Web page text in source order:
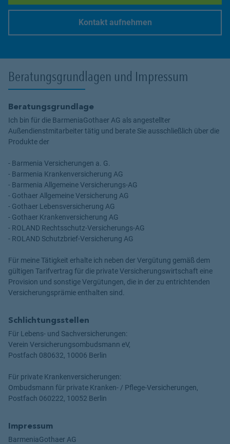
Kontakt aufnehmen
Beratungsgrundlagen und Impressum
Beratungsgrundlage
Ich bin für die BarmeniaGothaer AG als angestellter
Außendienstmitarbeiter tätig und berate Sie ausschließlich über die
Produkte der
- Barmenia Versicherungen a. G.
- Barmenia Krankenversicherung AG
- Barmenia Allgemeine Versicherungs-AG
- Gothaer Allgemeine Versicherung AG
- Gothaer Lebensversicherung AG
- Gothaer Krankenversicherung AG
- ROLAND Rechtsschutz-Versicherungs-AG
- ROLAND Schutzbrief-Versicherung AG
Für meine Tätigkeit erhalte ich neben der Vergütung gemäß dem
gültigen Tarifvertrag für die private Versicherungswirtschaft eine
Provision und sonstige Vergütungen, die in der zu entrichtenden
Versicherungsprämie enthalten sind.
Schlichtungsstellen
Für Lebens- und Sachversicherungen:
Verein Versicherungsombudsmann eV,
Postfach 080632, 10006 Berlin
Für private Krankenversicherungen:
Ombudsmann für private Kranken- / Pflege-Versicherungen,
Postfach 060222, 10052 Berlin
Impressum
BarmeniaGothaer AG